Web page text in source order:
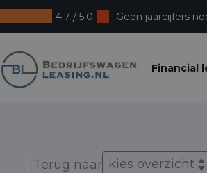
4.7 / 5.0 Geen jaarcijfers
Financial
Terug naar kies overzicht